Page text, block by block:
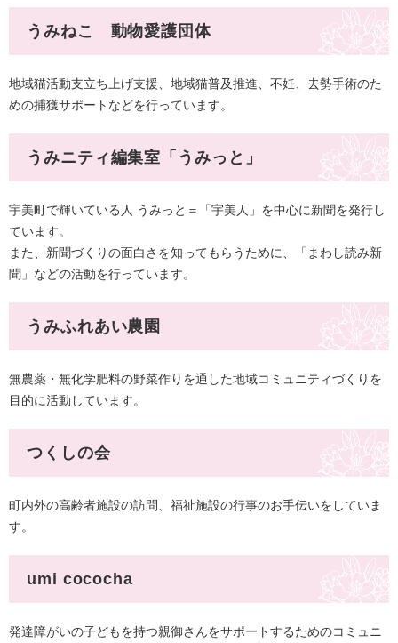
うみねこ 動物愛護団体
地域猫活動支立ち上げ支援、地域猫普及推進、不妊、去勢手術のた
めの捕獲サポートなどを行っています。​
うみニティ編集室「うみっと」
宇美町で輝いている人 うみっと＝「宇美人」を中心に新聞を発行し
ています。
また、新聞づくりの面白さを知ってもらうために、「まわし読み新
聞」などの活動を行っています。
うみふれあい農園
無農薬・無化学肥料の野菜作りを通した地域コミュニティづくりを
目的に活動しています。
つくしの会
町内外の高齢者施設の訪問、福祉施設の行事のお手伝いをしていま
す。​
umi cococha
発達障がいの子どもを持つ親御さんをサポートするためのコミュニ